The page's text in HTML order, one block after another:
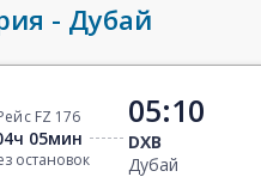
- Дубай
FZ 176
05мин
остановок
05:10
DXB
Дубай